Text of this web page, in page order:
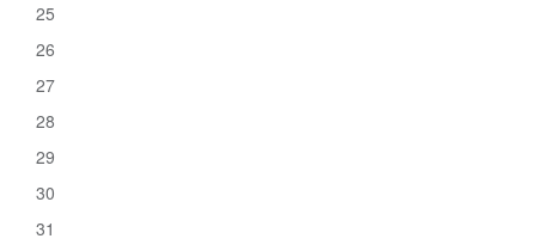
25
26
27
28
29
30
31